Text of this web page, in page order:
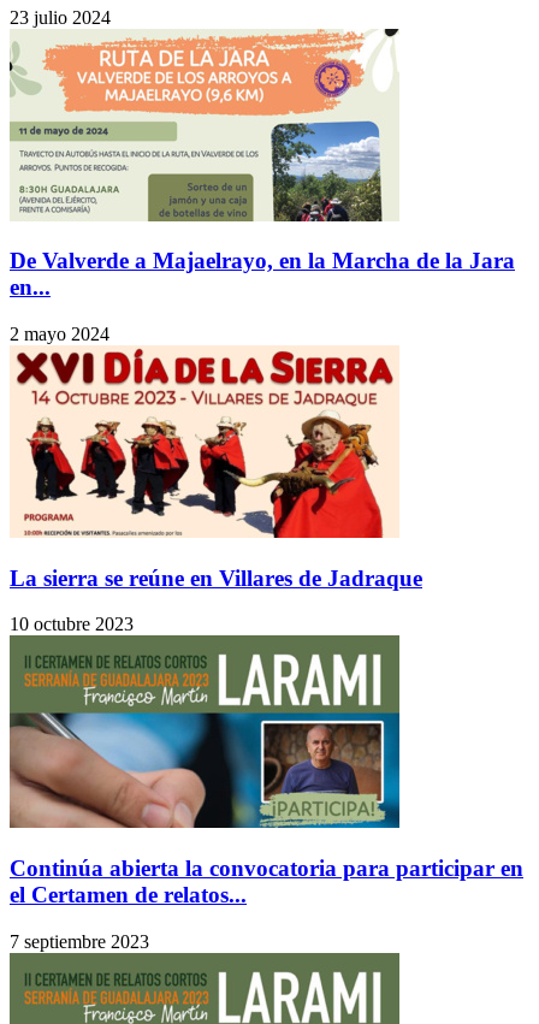
23 julio 2024
De Valverde a Majaelrayo, en la Marcha de la Jara
en...
2 mayo 2024
La sierra se reúne en Villares de Jadraque
10 octubre 2023
Continúa abierta la convocatoria para participar en
el Certamen de relatos...
7 septiembre 2023